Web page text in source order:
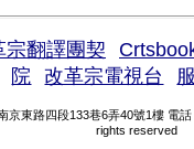
宗翻譯團契
院
改革宗電視台
京東路四段133巷6弄40號1樓 電
rights reserved